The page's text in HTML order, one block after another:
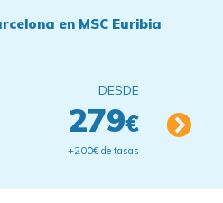
en MSC Euribia
DESDE
279€
+200€ de tasas